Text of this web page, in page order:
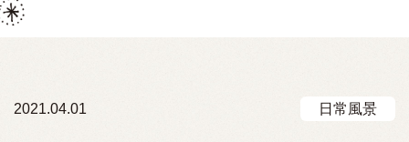
2021.04.01 日常風景